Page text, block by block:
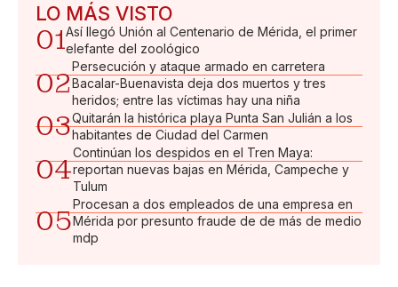
LO MÁS VISTO
01Así llegó Unión al Centenario de Mérida, el primer
elefante del zoológico
02
Persecución y ataque armado en carretera
Bacalar-Buenavista deja dos muertos y tres
heridos; entre las víctimas hay una niña
03Quitarán la histórica playa Punta San Julián a los
habitantes de Ciudad del Carmen
04
Continúan los despidos en el Tren Maya:
reportan nuevas bajas en Mérida, Campeche y
Tulum
05
Procesan a dos empleados de una empresa en
Mérida por presunto fraude de de más de medio
mdp